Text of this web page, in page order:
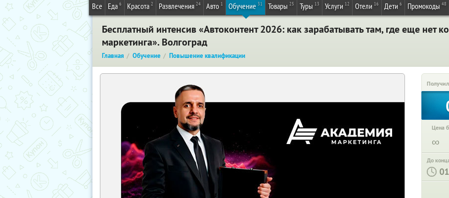
Все Еда 6 Красота 2 Развлечения 24 Авто 1 Обучение 31 Товары 25 Туры 13 Услуги 12 Отели 16 Дети 6 Промокоды 48
Бесплатный интенсив «Автоконтент 2026: как зарабатывать там, где еще нет
маркетинга». Волгоград
Главная Обучение Повышение квалификации
Цена
∞
До